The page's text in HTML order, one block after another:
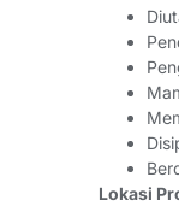
Lokasi